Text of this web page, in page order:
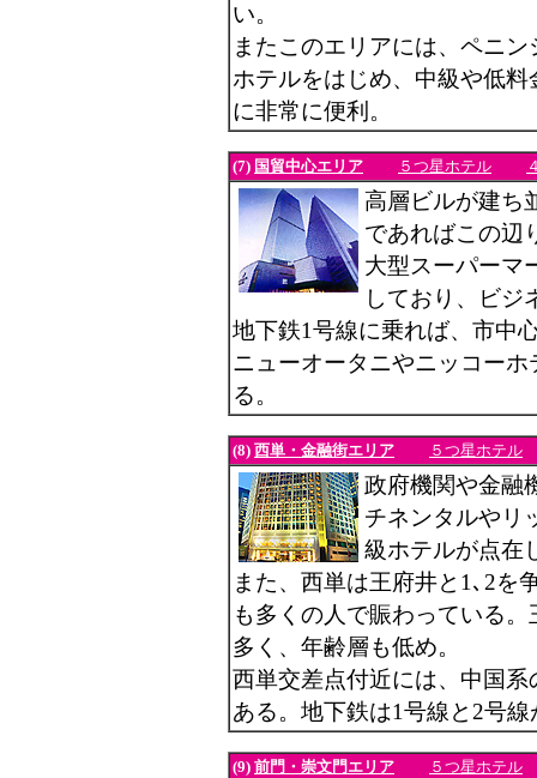
い。
またこのエリアには、ペニ
ホテルをはじめ、中級や低
に非常に便利。
(7) 国貿中心エリア ５つ星ホテル
高層ビルが建ち
であればこの辺
大型スーパーマ
しており、ビジ
地下鉄1号線に乗れば、市中
ニューオータニやニッコー
る。
(8) 西単・金融街エリア ５つ星ホテル
政府機関や金融
チネンタルやリ
級ホテルが点在
また、西単は王府井と1､2を
も多くの人で賑わっている
多く、年齢層も低め。
西単交差点付近には、中国
ある。地下鉄は1号線と2号
(9) 前門・崇文門エリア ５つ星ホテル